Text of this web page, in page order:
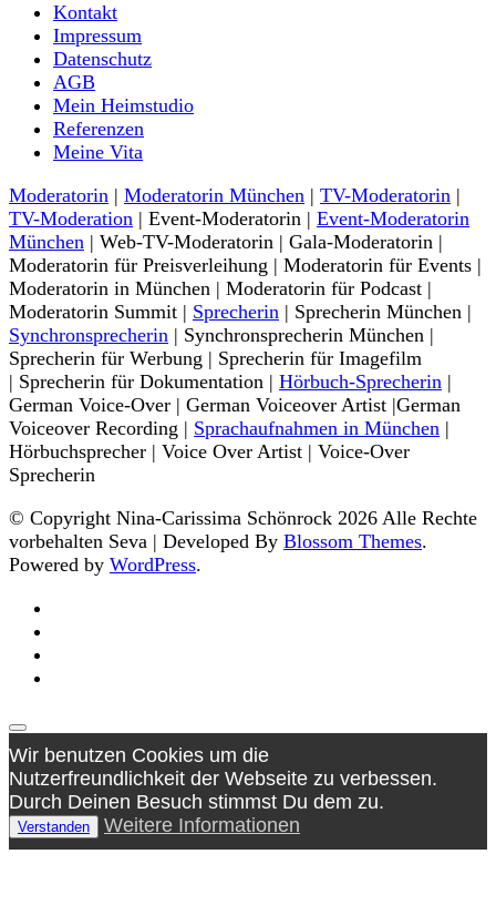
Nina-Carissima Schönrock
Moderatorin und Sprecherin
Kontakt
Impressum
Datenschutz
AGB
Mein Heimstudio
Referenzen
Meine Vita
Moderatorin | Moderatorin München | TV-Moderatorin |
TV-Moderation | Event-Moderatorin | Event-Moderatorin
München | Web-TV-Moderatorin | Gala-Moderatorin |
Moderatorin für Preisverleihung | Moderatorin für Events |
Moderatorin in München | Moderatorin für Podcast |
Moderatorin Summit | Sprecherin | Sprecherin München |
Synchronsprecherin | Synchronsprecherin München |
Sprecherin für Werbung | Sprecherin für Imagefilm
| Sprecherin für Dokumentation | Hörbuch-Sprecherin |
German Voice-Over | German Voiceover Artist |German
Voiceover Recording | Sprachaufnahmen in München |
Hörbuchsprecher | Voice Over Artist | Voice-Over
Sprecherin
© Copyright Nina-Carissima Schönrock 2026 Alle Rechte
vorbehalten Seva | Developed By Blossom Themes.
Powered by WordPress.
Wir benutzen Cookies um die
Nutzerfreundlichkeit der Webseite zu verbessen.
Durch Deinen Besuch stimmst Du dem zu.
Verstanden Weitere Informationen